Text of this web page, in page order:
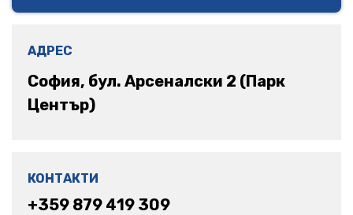
АДРЕС
София, бул. Арсеналски 2 (Парк
Център)
КОНТАКТИ
+359 879 419 309